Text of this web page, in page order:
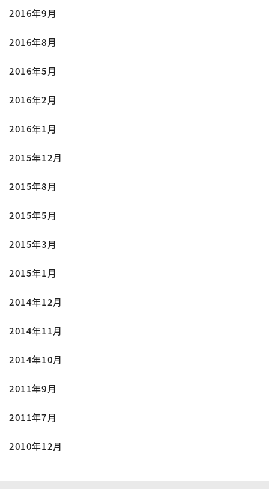
2016年9月
2016年8月
2016年5月
2016年2月
2016年1月
2015年12月
2015年8月
2015年5月
2015年3月
2015年1月
2014年12月
2014年11月
2014年10月
2011年9月
2011年7月
2010年12月